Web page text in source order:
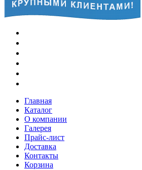
Главная
Каталог
О компании
Галерея
Прайс-лист
Доставка
Контакты
Корзина